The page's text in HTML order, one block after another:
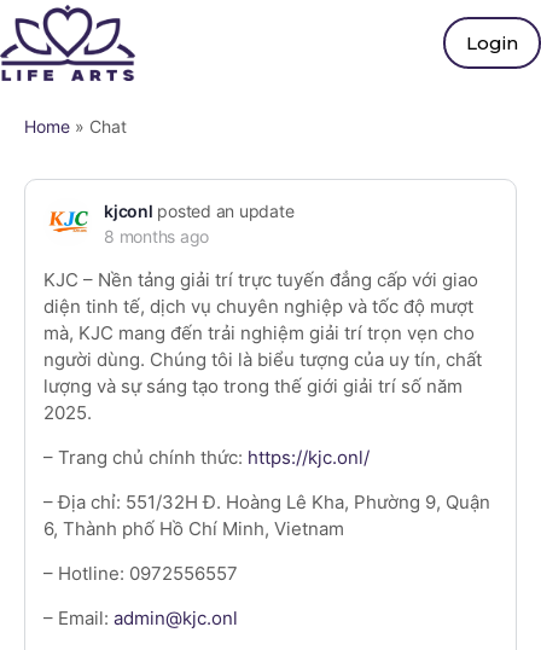
Login
Home » Chat
kjconl posted an update
8 months ago
KJC – Nền tảng giải trí trực tuyến đẳng cấp với giao
diện tinh tế, dịch vụ chuyên nghiệp và tốc độ mượt
mà, KJC mang đến trải nghiệm giải trí trọn vẹn cho
người dùng. Chúng tôi là biểu tượng của uy tín, chất
lượng và sự sáng tạo trong thế giới giải trí số năm
2025.
– Trang chủ chính thức: https://kjc.onl/
– Địa chỉ: 551/32H Đ. Hoàng Lê Kha, Phường 9, Quận
6, Thành phố Hồ Chí Minh, Vietnam
– Hotline: 0972556557
– Email: admin@kjc.onl